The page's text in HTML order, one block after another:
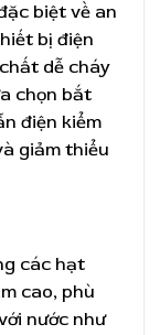
biệt về an
bị điện
dễ cháy
chọn bắt
điện kiểm
giảm thiểu
các hạt
cao, phù
nước như